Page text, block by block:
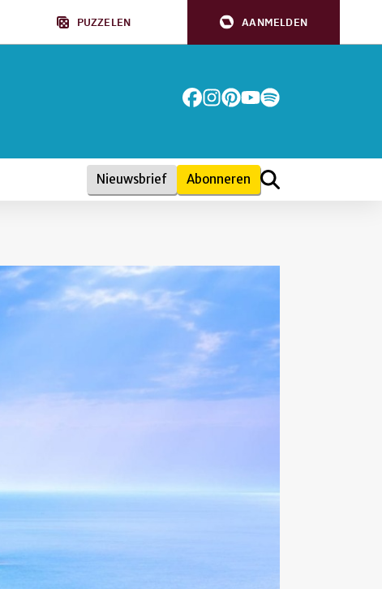
PUZZELEN AANMELDEN
Nieuwsbrief Abonneren